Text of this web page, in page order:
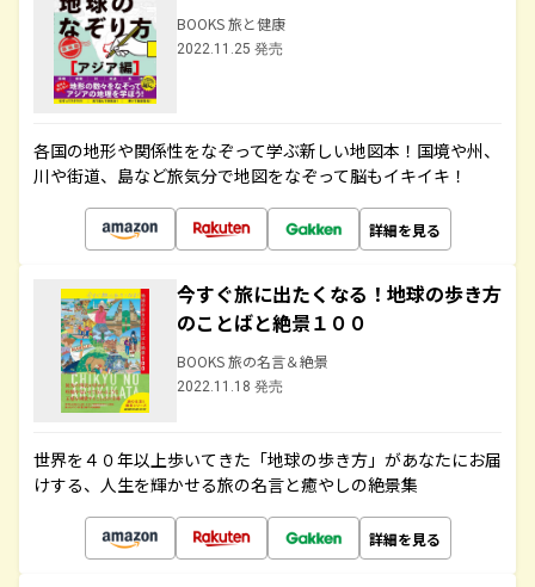
BOOKS 旅と健康
2022.11.25 発売
各国の地形や関係性をなぞって学ぶ新しい地図本！国境や州、
川や街道、島など旅気分で地図をなぞって脳もイキイキ！
詳細を見る
今すぐ旅に出たくなる！地球の歩き方
のことばと絶景１００
BOOKS 旅の名言＆絶景
2022.11.18 発売
世界を４０年以上歩いてきた「地球の歩き方」があなたにお届
けする、人生を輝かせる旅の名言と癒やしの絶景集
詳細を見る